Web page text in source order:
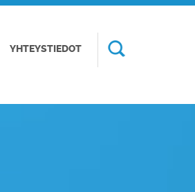
YHTEYSTIEDOT